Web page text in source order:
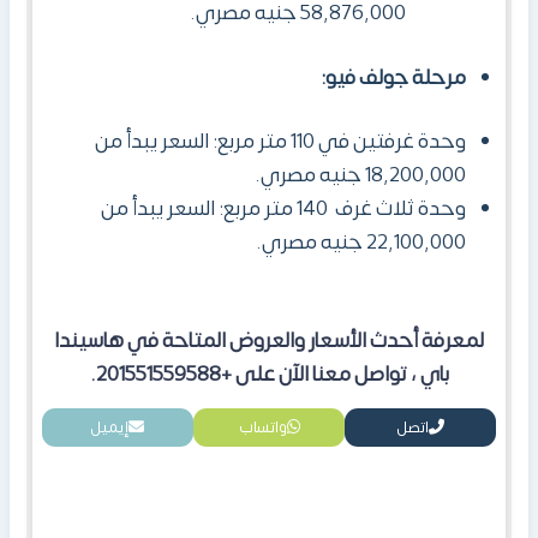
58,876,000 جنيه مصري.
مرحلة جولف فيو:
وحدة غرفتين في 110 متر مربع: السعر يبدأ من
18,200,000 جنيه مصري.
وحدة ثلاث غرف 140 متر مربع: السعر يبدأ من
22,100,000 جنيه مصري.
لمعرفة أحدث الأسعار والعروض المتاحة في هاسيندا
باي ، تواصل معنا الآن على +201551559588.
اتصل واتساب إيميل